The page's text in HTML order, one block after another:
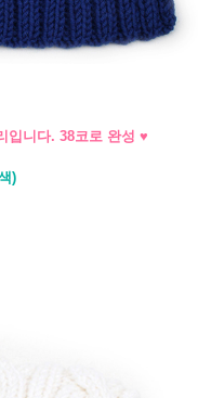
입니다. 38코로 완성 ♥
)